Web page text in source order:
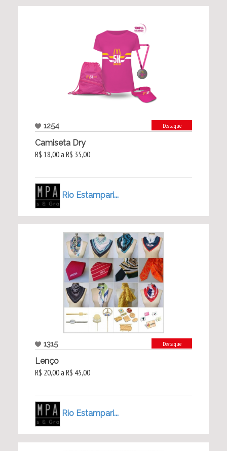
1254 Destaque
Camiseta Dry
R$ 18,00 a R$ 35,00
Rio Estampari...
1315 Destaque
Lenço
R$ 20,00 a R$ 45,00
Rio Estampari...